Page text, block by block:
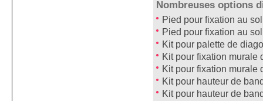
Nombreuses options
Pied pour fixation au sol
Pied pour fixation au
Kit pour palette de
Kit pour fixation murale
Kit pour fixation murale
Kit pour hauteur de
Kit pour hauteur de